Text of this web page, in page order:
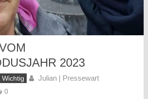
2023
Wichtig Julian | Pressewart
0